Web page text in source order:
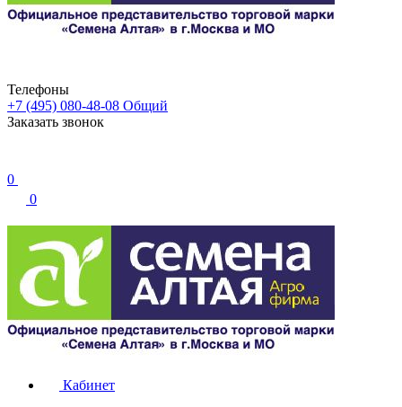
Телефоны
+7 (495) 080-48-08 Общий
Заказать звонок
0
0
Кабинет